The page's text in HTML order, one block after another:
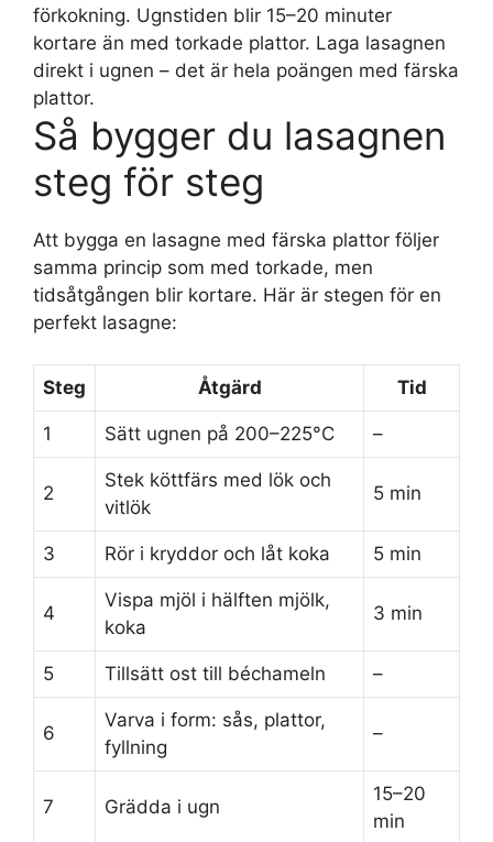
förkokning. Ugnstiden blir 15–20 minuter
kortare än med torkade plattor. Laga lasagnen
direkt i ugnen – det är hela poängen med färska
plattor.
Så bygger du lasagnen
steg för steg
Att bygga en lasagne med färska plattor följer
samma princip som med torkade, men
tidsåtgången blir kortare. Här är stegen för en
perfekt lasagne:
Steg Åtgärd Tid
1 Sätt ugnen på 200–225°C –
2
Stek köttfärs med lök och
vitlök
5 min
3 Rör i kryddor och låt koka 5 min
4
Vispa mjöl i hälften mjölk,
koka
3 min
5 Tillsätt ost till béchameln –
6
Varva i form: sås, plattor,
fyllning
–
7 Grädda i ugn
15–20
min